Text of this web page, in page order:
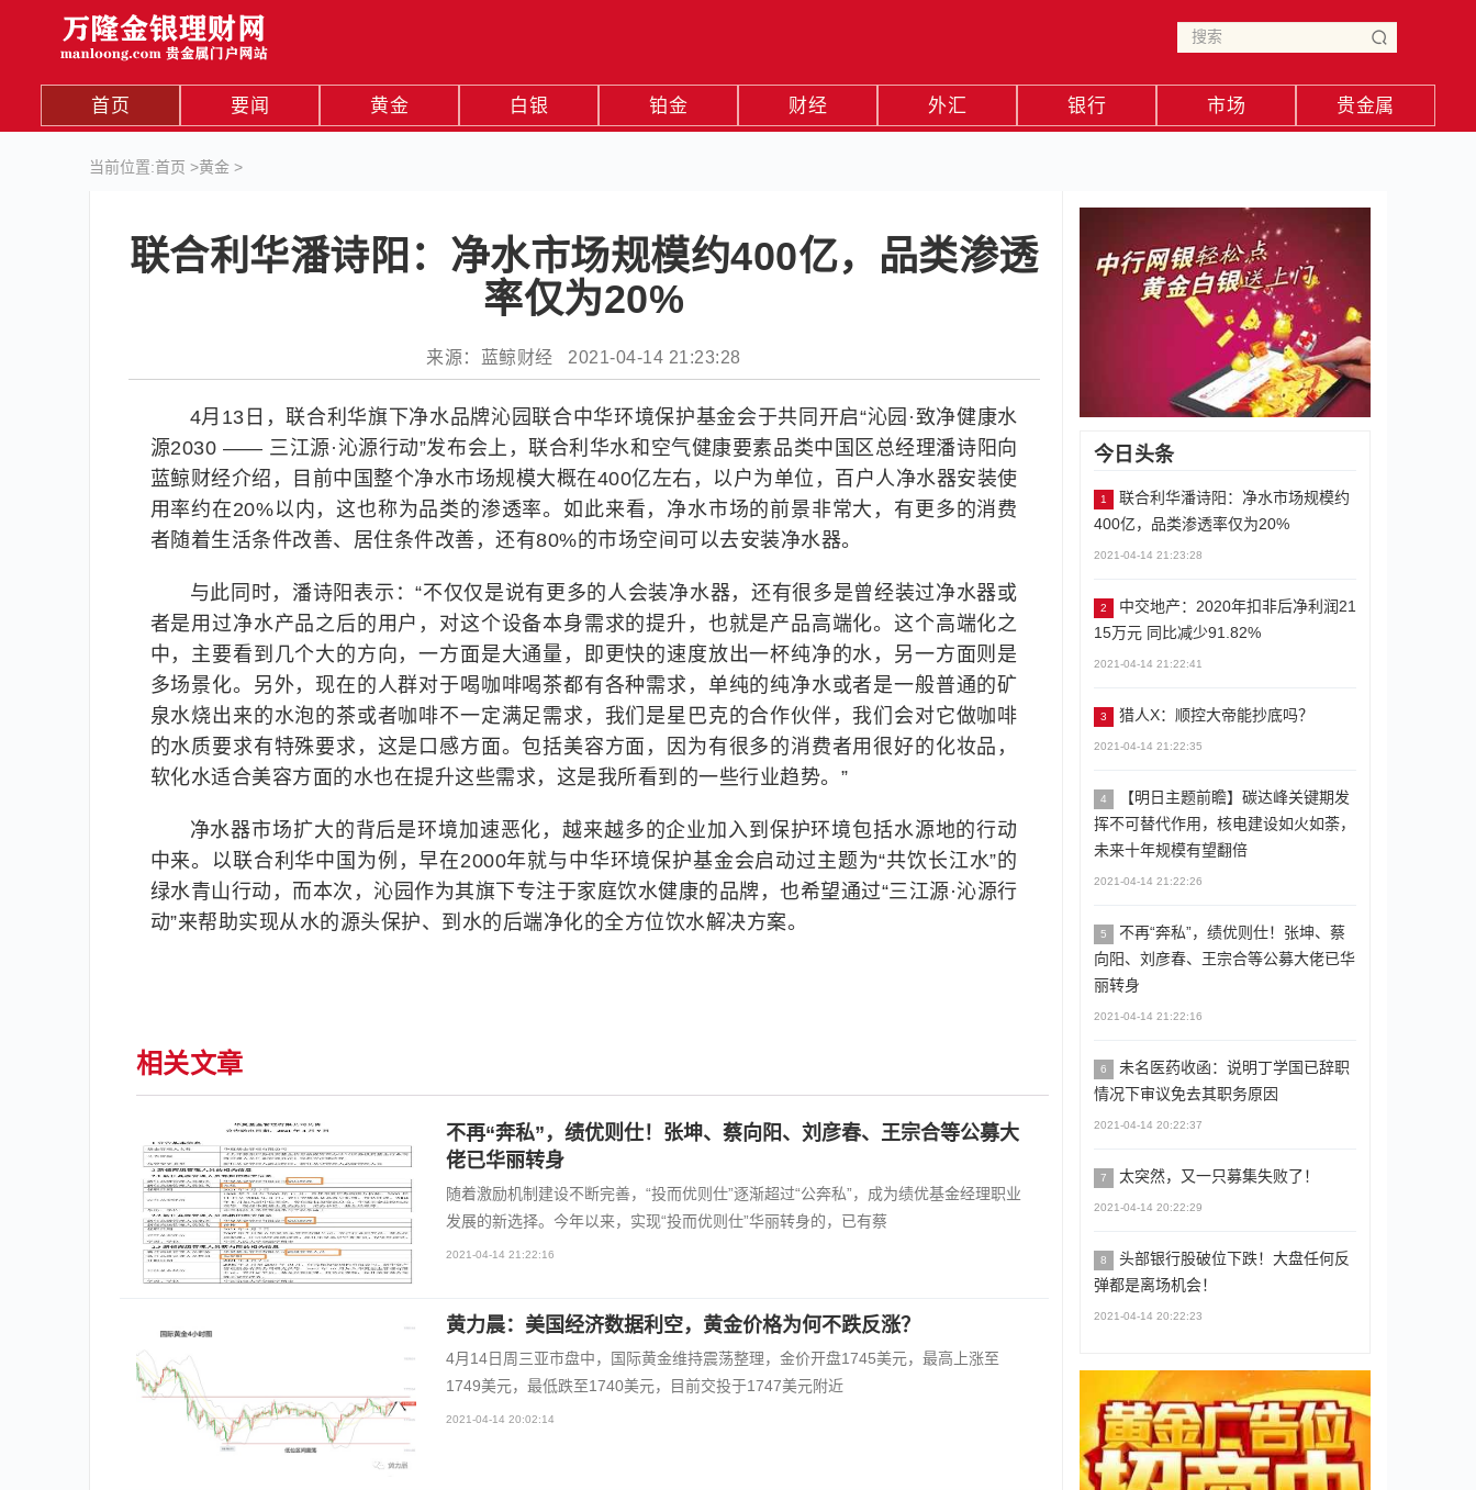
首页 要闻 黄金 白银 铂金 财经 外汇 银行 市场 贵金属
当前位置:首页 >黄金>
联合利华潘诗阳：净水市场规模约400亿，品类渗透
率仅为20%
来源：蓝鲸财经 2021-04-14 21:23:28
4月13日，联合利华旗下净水品牌沁园联合中华环境保护基金会于共同开启“沁园·致净健康水
源2030 —— 三江源·沁源行动”发布会上，联合利华水和空气健康要素品类中国区总经理潘诗阳向
蓝鲸财经介绍，目前中国整个净水市场规模大概在400亿左右，以户为单位，百户人净水器安装使
用率约在20%以内，这也称为品类的渗透率。如此来看，净水市场的前景非常大，有更多的消费
者随着生活条件改善、居住条件改善，还有80%的市场空间可以去安装净水器。
与此同时，潘诗阳表示：“不仅仅是说有更多的人会装净水器，还有很多是曾经装过净水器或
者是用过净水产品之后的用户，对这个设备本身需求的提升，也就是产品高端化。这个高端化之
中，主要看到几个大的方向，一方面是大通量，即更快的速度放出一杯纯净的水，另一方面则是
多场景化。另外，现在的人群对于喝咖啡喝茶都有各种需求，单纯的纯净水或者是一般普通的矿
泉水烧出来的水泡的茶或者咖啡不一定满足需求，我们是星巴克的合作伙伴，我们会对它做咖啡
的水质要求有特殊要求，这是口感方面。包括美容方面，因为有很多的消费者用很好的化妆品，
软化水适合美容方面的水也在提升这些需求，这是我所看到的一些行业趋势。”
净水器市场扩大的背后是环境加速恶化，越来越多的企业加入到保护环境包括水源地的行动
中来。以联合利华中国为例，早在2000年就与中华环境保护基金会启动过主题为“共饮长江水”的
绿水青山行动，而本次，沁园作为其旗下专注于家庭饮水健康的品牌，也希望通过“三江源·沁源行
动”来帮助实现从水的源头保护、到水的后端净化的全方位饮水解决方案。
相关文章
不再“奔私”，绩优则仕！张坤、蔡向阳、刘彦春、王宗合等公募大
佬已华丽转身
随着激励机制建设不断完善，“投而优则仕”逐渐超过“公奔私”，成为绩优基金经理职业
发展的新选择。今年以来，实现“投而优则仕”华丽转身的，已有蔡
2021-04-14 21:22:16
黄力晨：美国经济数据利空，黄金价格为何不跌反涨？
4月14日周三亚市盘中，国际黄金维持震荡整理，金价开盘1745美元，最高上涨至
1749美元，最低跌至1740美元，目前交投于1747美元附近
2021-04-14 20:02:14
今日头条
1
联合利华潘诗阳：净水市场规模约
400亿，品类渗透率仅为20%
2021-04-14 21:23:28
2
中交地产：2020年扣非后净利润21
15万元 同比减少91.82%
2021-04-14 21:22:41
3 猎人X：顺控大帝能抄底吗？
2021-04-14 21:22:35
4
【明日主题前瞻】碳达峰关键期发
挥不可替代作用，核电建设如火如荼，
未来十年规模有望翻倍
2021-04-14 21:22:26
5
不再“奔私”，绩优则仕！张坤、蔡
向阳、刘彦春、王宗合等公募大佬已华
丽转身
2021-04-14 21:22:16
6
未名医药收函：说明丁学国已辞职
情况下审议免去其职务原因
2021-04-14 20:22:37
7 太突然，又一只募集失败了！
2021-04-14 20:22:29
8
头部银行股破位下跌！大盘任何反
弹都是离场机会！
2021-04-14 20:22:23